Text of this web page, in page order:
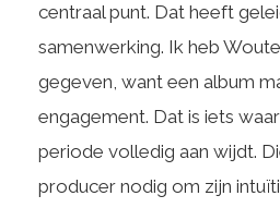
centraal punt. Dat heeft
samenwerking. Ik heb
gegeven, want een album
engagement. Dat is iets
periode volledig aan wijdt.
producer nodig om zijn